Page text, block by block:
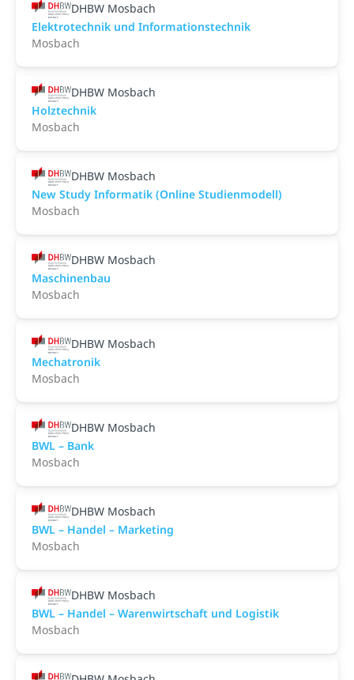
DHBW Mosbach
Elektrotechnik und Informationstechnik
Mosbach
DHBW Mosbach
Holztechnik
Mosbach
DHBW Mosbach
New Study Informatik (Online Studienmodell)
Mosbach
DHBW Mosbach
Maschinenbau
Mosbach
DHBW Mosbach
Mechatronik
Mosbach
DHBW Mosbach
BWL – Bank
Mosbach
DHBW Mosbach
BWL – Handel – Marketing
Mosbach
DHBW Mosbach
BWL – Handel – Warenwirtschaft und Logistik
Mosbach